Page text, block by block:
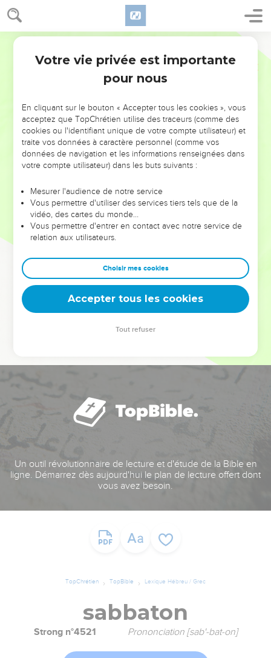
NE MANQUEZ PAS L’ÉVÉNEMENT
DE L’ANNÉE !
ET SI LEURS ERREURS POUVAIENT VOUS ÉVITER LES
VOTRES ?
leur foi ou leur vision. Mais on voit moins les doutes, les erreurs
et les saisons difficiles qu'ils ont traversés, alors même que ce
sont elles qui les ont façonnés.
Dans cette conférence, leaders, entrepreneurs, et responsables
clés pour avancer avec plus de sagesse afin que leurs erreurs
deviennent vos tremplins. Que vous guidiez un ministère, une
équipe, un groupe ou une famille, leur expérience est faite
Un outil révolutionnaire de lecture et d'étude de la Bible en
ligne. Démarrez dès aujourd'hui le plan de lecture offert dont
vous avez besoin.
TopChrétien TopBible Lexique Hébreu / Grec
sabbaton
Strong n°4521 Prononciation [sab'-bat-on]
Votre vie privée est importante
pour nous
En cliquant sur le bouton « Accepter tous les cookies », vous
acceptez que TopChrétien utilise des traceurs (comme des
cookies ou l'identifiant unique de votre compte utilisateur) et
traite vos données à caractère personnel (comme vos
données de navigation et les informations renseignées dans
votre compte utilisateur) dans les buts suivants :
Mesurer l'audience de notre service
Vous permettre d'utiliser des services tiers tels que de la
vidéo, des cartes du monde…
Vous permettre d'entrer en contact avec notre service de
relation aux utilisateurs.
Choisir mes cookies
Accepter tous les cookies
Tout refuser